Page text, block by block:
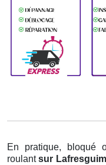
En pratique, bloqué
roulantsur